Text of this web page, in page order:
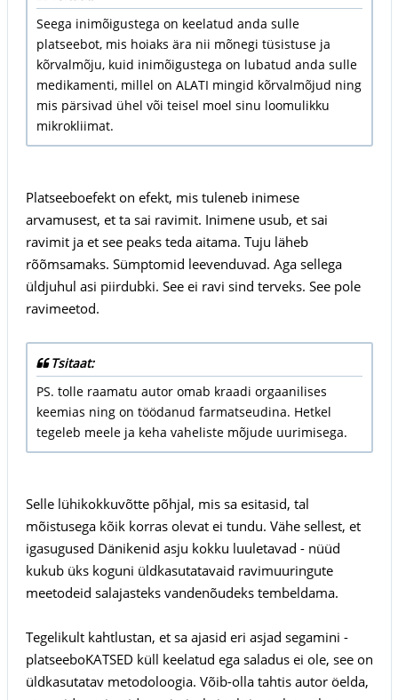
Seega inimõigustega on keelatud anda sulle
platseebot, mis hoiaks ära nii mõnegi tüsistuse ja
kõrvalmõju, kuid inimõigustega on lubatud anda sulle
medikamenti, millel on ALATI mingid kõrvalmõjud ning
mis pärsivad ühel või teisel moel sinu loomulikku
mikrokliimat.
Platseeboefekt on efekt, mis tuleneb inimese
arvamusest, et ta sai ravimit. Inimene usub, et sai
ravimit ja et see peaks teda aitama. Tuju läheb
rõõmsamaks. Sümptomid leevenduvad. Aga sellega
üldjuhul asi piirdubki. See ei ravi sind terveks. See pole
ravimeetod.
Tsitaat:
PS. tolle raamatu autor omab kraadi orgaanilises
keemias ning on töödanud farmatseudina. Hetkel
tegeleb meele ja keha vaheliste mõjude uurimisega.
Selle lühikokkuvõtte põhjal, mis sa esitasid, tal
mõistusega kõik korras olevat ei tundu. Vähe sellest, et
igasugused Dänikenid asju kokku luuletavad - nüüd
kukub üks koguni üldkasutatavaid ravimuuringute
meetodeid salajasteks vandenõudeks tembeldama.
Tegelikult kahtlustan, et sa ajasid eri asjad segamini -
platseeboKATSED küll keelatud ega saladus ei ole, see on
üldkasutatav metodoloogia. Võib-olla tahtis autor öelda,